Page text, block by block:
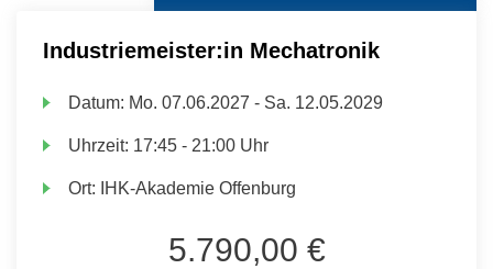
Industriemeister:in Mechatronik
Datum: Mo. 07.06.2027 - Sa. 12.05.2029
Uhrzeit: 17:45 - 21:00 Uhr
Ort: IHK-Akademie Offenburg
5.790,00 €